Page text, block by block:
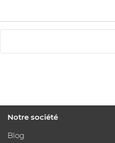
Notre société
Blog